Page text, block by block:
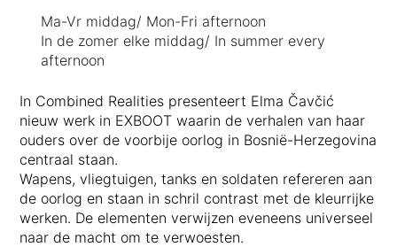
Ma-Vr middag/ Mon-Fri afternoon
In de zomer elke middag/ In summer every
afternoon
In Combined Realities presenteert Elma Čavčić
nieuw werk in EXBOOT waarin de verhalen van haar
ouders over de voorbije oorlog in Bosnië-Herzegovina
centraal staan.
Wapens, vliegtuigen, tanks en soldaten refereren aan
de oorlog en staan in schril contrast met de kleurrijke
werken. De elementen verwijzen eveneens universeel
naar de macht om te verwoesten.